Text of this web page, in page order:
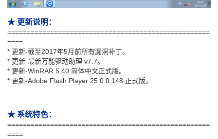
★ 更新说明：
====================================================
====
* 更新-截至2017年5月前所有漏洞补丁。
* 更新-最新万能驱动助理 v7.7。
* 更新-WinRAR 5.40 简体中文正式版。
* 更新-Adobe Flash Player 25.0.0.148 正式版。
★ 系统特色：
====================================================
====